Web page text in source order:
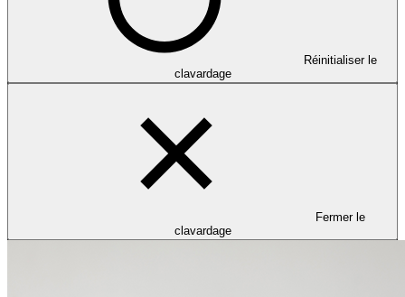
Réinitialiser le
clavardage
Fermer le
clavardage